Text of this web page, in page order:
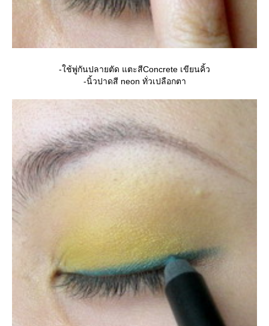
-ใช้พู่กันปลายตัด แตะสีConcrete เขียนคิ้ว
-นิ้วปาดสี neon ทั่วเปลือกตา